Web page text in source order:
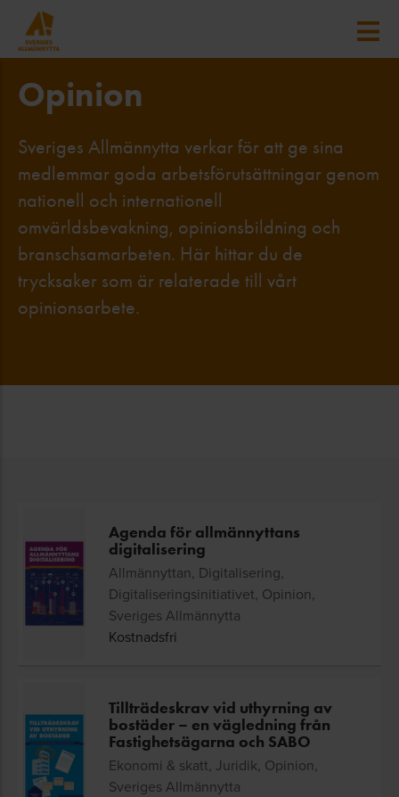
Opinion
Sveriges Allmännytta verkar för att ge sina
medlemmar goda arbetsförutsättningar genom
nationell och internationell
omvärldsbevakning, opinionsbildning och
branschsamarbeten. Här hittar du de
trycksaker som är relaterade till vårt
opinionsarbete.
Agenda för allmännyttans
digitalisering
Allmännyttan, Digitalisering,
Digitaliseringsinitiativet, Opinion,
Sveriges Allmännytta
Kostnadsfri
Tillträdeskrav vid uthyrning av
bostäder – en vägledning från
Fastighetsägarna och SABO
Ekonomi & skatt, Juridik, Opinion,
Sveriges Allmännytta